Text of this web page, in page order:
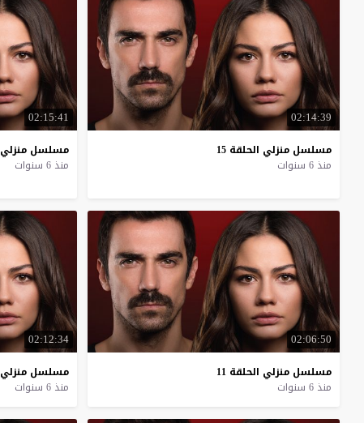
02:14:39
مسلسل منزلي الحلقة 15
منذ 6 سنوات
02:15:41
مسلسل منزلي
منذ 6 سنوات
02:06:50
مسلسل منزلي الحلقة 11
منذ 6 سنوات
02:12:34
مسلسل منزلي
منذ 6 سنوات